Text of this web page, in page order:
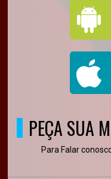
PEÇA SUA
Para Falar